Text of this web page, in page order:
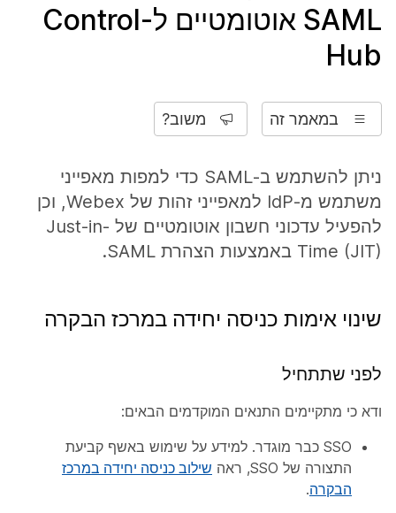
SAML אוטומטיים ל-Control
Hub
במאמר זה משוב?
ניתן להשתמש ב-SAML כדי למפות מאפייני
משתמש מ-IdP למאפייני זהות של Webex, וכן
להפעיל עדכוני חשבון אוטומטיים של Just-in-
Time (JIT) באמצעות הצהרת SAML.
שינוי אימות כניסה יחידה במרכז הבקרה
לפני שתתחיל
ודא כי מתקיימים התנאים המוקדמים הבאים:
SSO כבר מוגדר. למידע על שימוש באשף קביעת
התצורה של SSO, ראה
שילוב כניסה יחידה במרכז
הבקרה.